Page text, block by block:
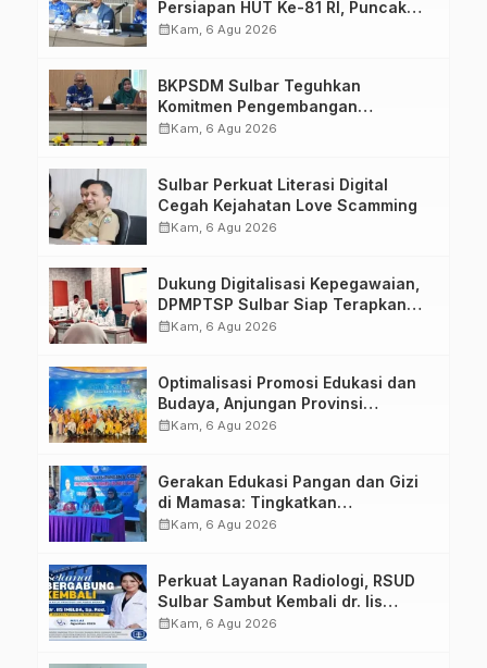
Persiapan HUT Ke-81 RI, Puncak
Upacara di Lapangan Ahmad
calendar_monthKam, 6 Agu 2026
BKPSDM Sulbar Teguhkan
Komitmen Pengembangan
Kompetensi ASN melalui
calendar_monthKam, 6 Agu 2026
Sulbar Perkuat Literasi Digital
Cegah Kejahatan Love Scamming
calendar_monthKam, 6 Agu 2026
Dukung Digitalisasi Kepegawaian,
DPMPTSP Sulbar Siap Terapkan
Aplikasi FLEKSI ASN
calendar_monthKam, 6 Agu 2026
Optimalisasi Promosi Edukasi dan
Budaya, Anjungan Provinsi
Sulawesi Barat Perkuat Kolaborasi
calendar_monthKam, 6 Agu 2026
Gerakan Edukasi Pangan dan Gizi
di Mamasa: Tingkatkan
Pengetahuan dan Keterampilan
calendar_monthKam, 6 Agu 2026
Perkuat Layanan Radiologi, RSUD
Sulbar Sambut Kembali dr. Iis
Imelda, Sp.Rad
calendar_monthKam, 6 Agu 2026